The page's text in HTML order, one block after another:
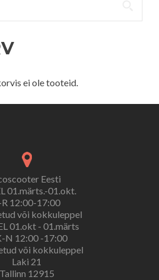
ei ole tooteid.
Eesti
01.märts.-01.okt.
R 12:00-17:00
või kokkuleppel
01.okt - 01.märts
N 12:00 -17:00
või kokkuleppel
Laki 21
Tallinn 12915